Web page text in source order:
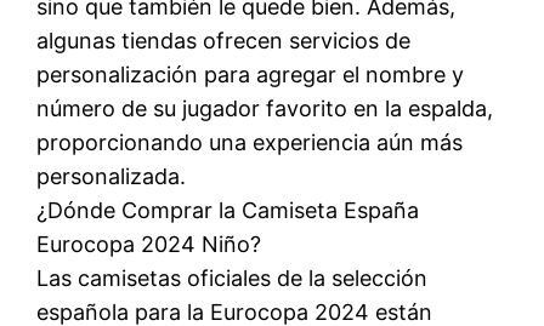
sino que también le quede bien. Además,
algunas tiendas ofrecen servicios de
personalización para agregar el nombre y
número de su jugador favorito en la espalda,
proporcionando una experiencia aún más
personalizada.
¿Dónde Comprar la Camiseta España
Eurocopa 2024 Niño?
Las camisetas oficiales de la selección
española para la Eurocopa 2024 están